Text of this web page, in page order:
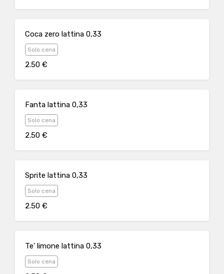
Coca zero lattina 0,33
Solo cena
2.50 €
Fanta lattina 0,33
Solo cena
2.50 €
Sprite lattina 0,33
Solo cena
2.50 €
Te' limone lattina 0,33
Solo cena